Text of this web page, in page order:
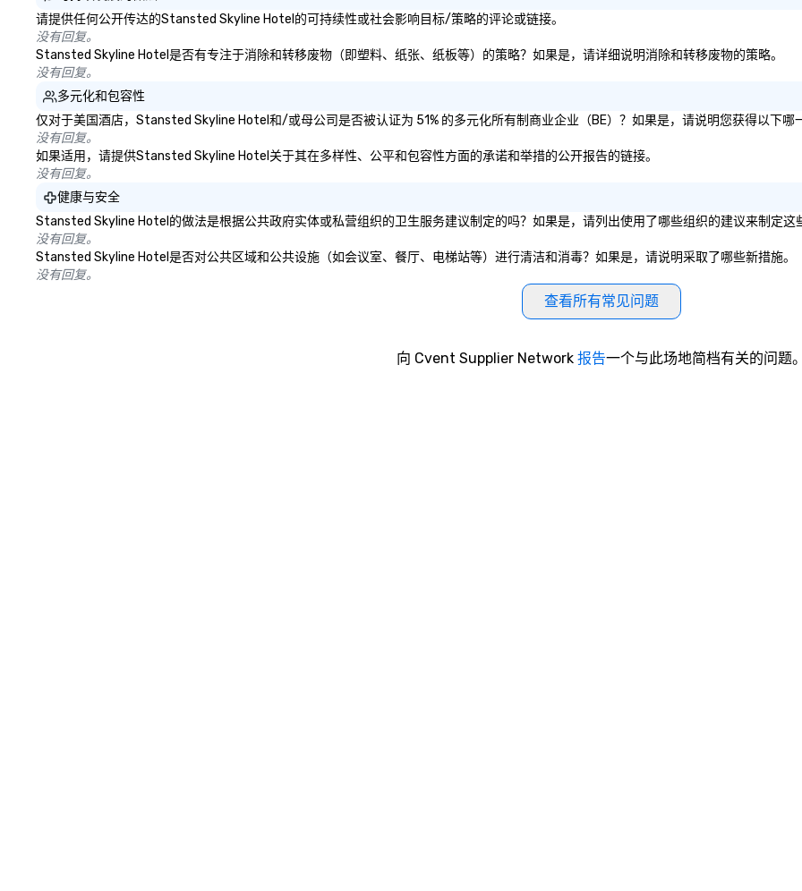
请提供任何公开传达的Stansted Skyline Hotel的可持续性或社会影响目标/策略的评论或链接。
没有回复。
Stansted Skyline Hotel是否有专注于消除和转移废物（即塑料、纸张、纸板等）的策略？如果是，请详细说明消除和转移废物的策略。
没有回复。
多元化和包容性
仅对于美国酒店，Stansted Skyline Hotel和/或母公司是否被认证为 51% 的多元化所有制商业企业（BE）？如果是，请说明您获得以下哪
没有回复。
如果适用，请提供Stansted Skyline Hotel关于其在多样性、公平和包容性方面的承诺和举措的公开报告的链接。
没有回复。
健康与安全
Stansted Skyline Hotel的做法是根据公共政府实体或私营组织的卫生服务建议制定的吗？如果是，请列出使用了哪些组织的建议来制定这
没有回复。
Stansted Skyline Hotel是否对公共区域和公共设施（如会议室、餐厅、电梯站等）进行清洁和消毒？如果是，请说明采取了哪些新措施。
没有回复。
查看所有常见问题
向 Cvent Supplier Network 报告一个与此场地简档有关的问题